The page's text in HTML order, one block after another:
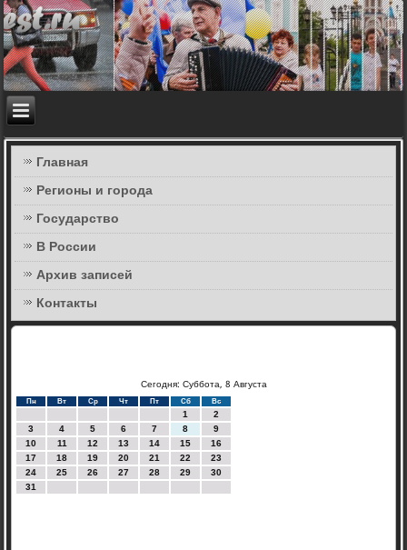
Главная
Регионы и города
Государство
В России
Архив записей
Контакты
Сегодня: Суббота, 8 Августа
Пн Вт Ср Чт Пт Сб Вс
1
2
3
4 5 6 7 8
9
10
11 12 13 14 15
16
17
18 19 20 21 22
23
24
25 26 27 28 29
30
31